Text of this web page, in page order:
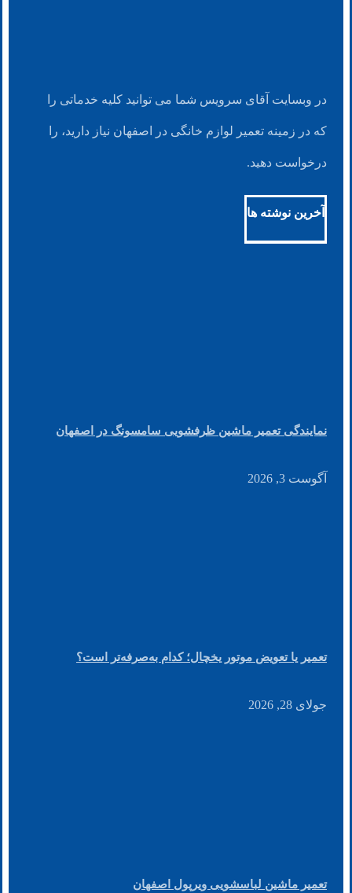
در وبسایت آقای سرویس شما می توانید کلیه خدماتی را
که در زمینه تعمیر لوازم خانگی در اصفهان نیاز دارید، را
درخواست دهید.
آخرین نوشته ها
نمایندگی تعمیر ماشین ظرفشویی سامسونگ در اصفهان
آگوست 3, 2026
تعمیر یا تعویض موتور یخچال؛ کدام به‌صرفه‌تر است؟
جولای 28, 2026
تعمیر ماشین لباسشویی ویرپول اصفهان